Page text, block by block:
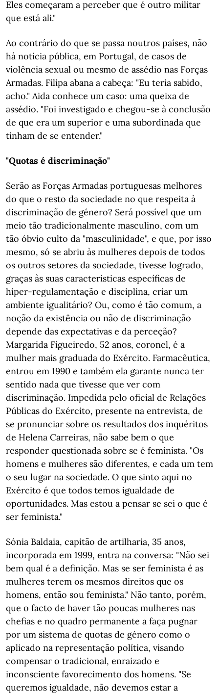
Eles começaram a perceber que é outro militar
que está ali."
Ao contrário do que se passa noutros países, não
há notícia pública, em Portugal, de casos de
violência sexual ou mesmo de assédio nas Forças
Armadas. Filipa abana a cabeça: "Eu teria sabido,
acho." Aida conhece um caso: uma queixa de
assédio. "Foi investigado e chegou-se à conclusão
de que era um superior e uma subordinada que
tinham de se entender."
"Quotas é discriminação"
Serão as Forças Armadas portuguesas melhores
do que o resto da sociedade no que respeita à
discriminação de género? Será possível que um
meio tão tradicionalmente masculino, com um
tão óbvio culto da "masculinidade", e que, por isso
mesmo, só se abriu às mulheres depois de todos
os outros setores da sociedade, tivesse logrado,
graças às suas características específicas de
hiper-regulamentação e disciplina, criar um
ambiente igualitário? Ou, como é tão comum, a
noção da existência ou não de discriminação
depende das expectativas e da perceção?
Margarida Figueiredo, 52 anos, coronel, é a
mulher mais graduada do Exército. Farmacêutica,
entrou em 1990 e também ela garante nunca ter
sentido nada que tivesse que ver com
discriminação. Impedida pelo oficial de Relações
Públicas do Exército, presente na entrevista, de
se pronunciar sobre os resultados dos inquéritos
de Helena Carreiras, não sabe bem o que
responder questionada sobre se é feminista. "Os
homens e mulheres são diferentes, e cada um tem
o seu lugar na sociedade. O que sinto aqui no
Exército é que todos temos igualdade de
oportunidades. Mas estou a pensar se sei o que é
ser feminista."
Sónia Baldaia, capitão de artilharia, 35 anos,
incorporada em 1999, entra na conversa: "Não sei
bem qual é a definição. Mas se ser feminista é as
mulheres terem os mesmos direitos que os
homens, então sou feminista." Não tanto, porém,
que o facto de haver tão poucas mulheres nas
chefias e no quadro permanente a faça pugnar
por um sistema de quotas de género como o
aplicado na representação política, visando
compensar o tradicional, enraizado e
inconsciente favorecimento dos homens. "Se
queremos igualdade, não devemos estar a